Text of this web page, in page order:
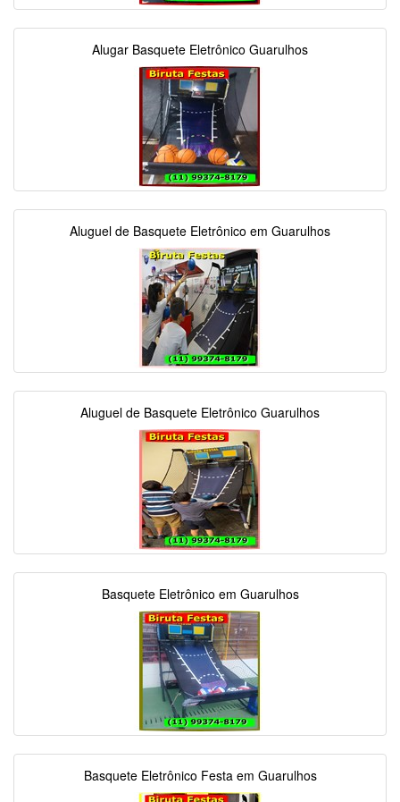
Alugar Basquete Eletrônico Guarulhos
Aluguel de Basquete Eletrônico em Guarulhos
Aluguel de Basquete Eletrônico Guarulhos
Basquete Eletrônico em Guarulhos
Basquete Eletrônico Festa em Guarulhos